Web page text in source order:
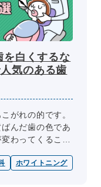
を白くするな
気のある歯
がれの的です。
んだ歯の色であ
わってくること
んだ歯...
ホワイトニング